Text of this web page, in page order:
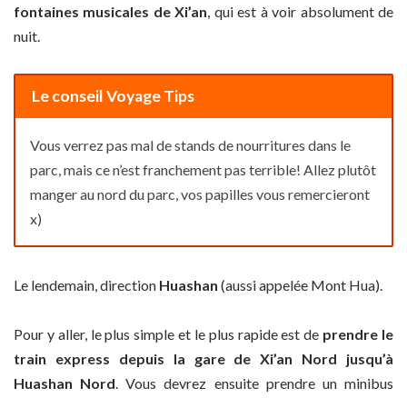
fontaines musicales de Xi’an, qui est à voir absolument de
nuit.
Le conseil Voyage Tips
Vous verrez pas mal de stands de nourritures dans le
parc, mais ce n’est franchement pas terrible! Allez plutôt
manger au nord du parc, vos papilles vous remercieront
x)
Le lendemain, direction Huashan (aussi appelée Mont Hua).
Pour y aller, le plus simple et le plus rapide est de prendre le
train express depuis la gare de Xi’an Nord jusqu’à
Huashan Nord. Vous devrez ensuite prendre un minibus